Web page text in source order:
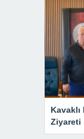
Ziyareti